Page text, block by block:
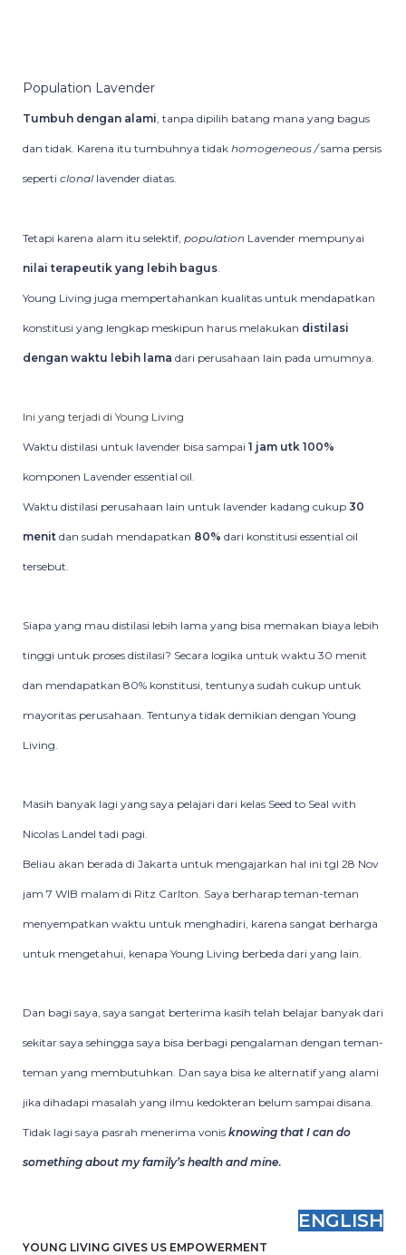
Population Lavender
Tumbuh dengan alami , tanpa dipilih batang mana yang bagus
dan tidak. Karena itu tumbuhnya tidak homogeneous /sama persis
seperti clonal lavender diatas.
Tetapi karena alam itu selektif, population Lavender mempunyai
nilai terapeutik yang lebih bagus
Young Living juga mempertahankan kualitas untuk mendapatkan
konstitusi yang lengkap meskipun harus melakukan distilasi
dengan waktu lebih lama dari perusahaan lain pada umumnya.
Ini yang terjadi di Young Living
Waktu distilasi untuk lavender bisa sampai 1 jam utk 100%
komponen Lavender essential oil.
Waktu distilasi perusahaan lain untuk lavender kadang cukup 30
menit dan sudah mendapatkan 80% dari konstitusi essential oil
tersebut.
Siapa yang mau distilasi lebih lama yang bisa memakan biaya lebih
tinggi untuk proses distilasi? Secara logika untuk waktu 30 menit
dan mendapatkan 80% konstitusi, tentunya sudah cukup untuk
mayoritas perusahaan. Tentunya tidak demikian dengan Young
Living.
Masih banyak lagi yang saya pelajari dari kelas Seed to Seal with
Nicolas Landel tadi pagi.
Beliau akan berada di Jakarta untuk mengajarkan hal ini tgl 28 Nov
jam 7 WIB malam di Ritz Carlton. Saya berharap teman-teman
menyempatkan waktu untuk menghadiri, karena sangat berharga
untuk mengetahui, kenapa Young Living berbeda dari yang lain.
Dan bagi saya, saya sangat berterima kasih telah belajar banyak dari
sekitar saya sehingga saya bisa berbagi pengalaman dengan teman-
teman yang membutuhkan. Dan saya bisa ke alternatif yang alami
jika dihadapi masalah yang ilmu kedokteran belum sampai disana.
Tidak lagi saya pasrah menerima vonis knowing that I can do
something about my family’s health and mine.
ENGLISH
YOUNG LIVING GIVES US EMPOWERMENT